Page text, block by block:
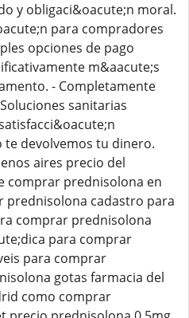
y obligaci&oacute;n moral.
para compradores
opciones de pago
m&aacute;s
- Completamente
sanitarias
te devolvemos tu dinero.
aires precio del
comprar prednisolona en
prednisolona cadastro para
comprar prednisolona
para comprar
para comprar
gotas farmacia del
como comprar